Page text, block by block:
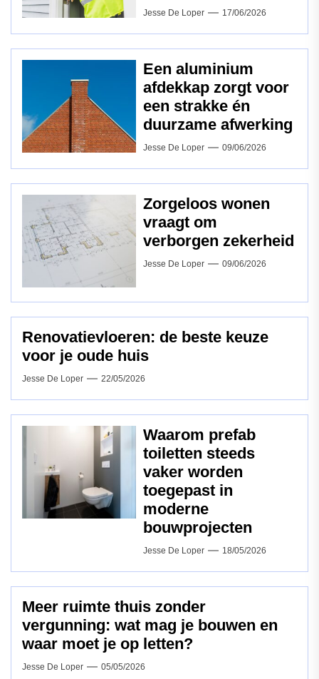
Jesse De Loper 17/06/2026
Een aluminium
afdekkap zorgt voor
een strakke én
duurzame afwerking
Jesse De Loper 09/06/2026
Zorgeloos wonen
vraagt om
verborgen zekerheid
Jesse De Loper 09/06/2026
Renovatievloeren: de beste keuze
voor je oude huis
Jesse De Loper 22/05/2026
Waarom prefab
toiletten steeds
vaker worden
toegepast in
moderne
bouwprojecten
Jesse De Loper 18/05/2026
Meer ruimte thuis zonder
vergunning: wat mag je bouwen en
waar moet je op letten?
Jesse De Loper 05/05/2026